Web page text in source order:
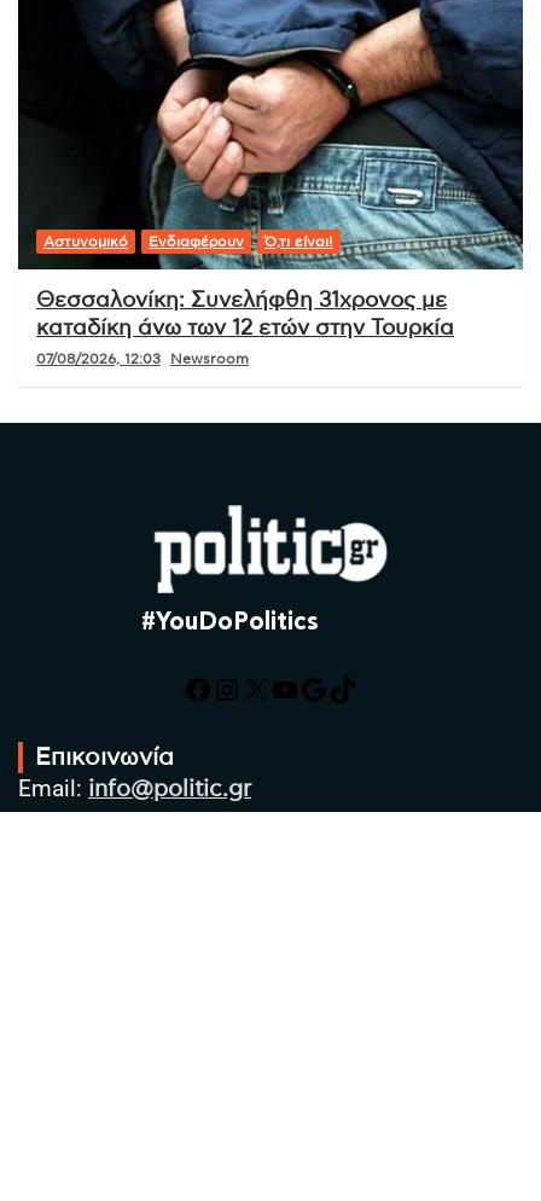
Αστυνομικό Ενδιαφέρουν Ό,τι είναι!
Θεσσαλονίκη: Συνελήφθη 31χρονος με
καταδίκη άνω των 12 ετών στην Τουρκία
07/08/2026, 12:03 Newsroom
#YouDoPolitics
Facebook
Instagram
X YouTube
Google
TikTok
Επικοινωνία
Email: info@politic.gr
Τηλ: